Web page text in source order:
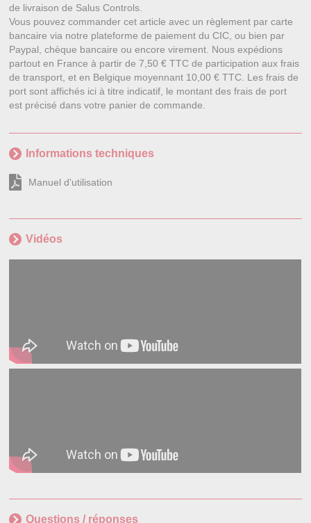
de livraison de Salus Controls.
Vous pouvez commander cet article avec un règlement par carte
bancaire via notre plateforme de paiement du CIC, ou bien par
Paypal, chèque bancaire ou encore virement. Nous expédions
partout en France à partir de 7,50 € TTC de participation aux frais
de transport, et en Belgique moyennant 10,00 € TTC. Les frais de
port sont affichés ici à titre indicatif, le montant des frais de port
est précisé dans votre panier de commande.
Informations techniques
Manuel d'utilisation
Vidéos
Questions / réponses